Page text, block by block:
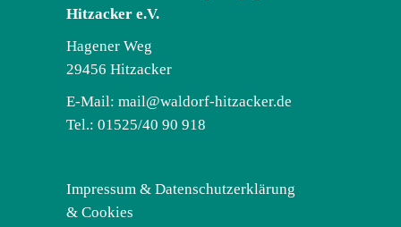
Hitzacker e.V.
Hagener Weg
29456 Hitzacker
E-Mail: mail@waldorf-hitzacker.de
Tel.: 01525/40 90 918
Impressum & Datenschutzerklärung
& Cookies